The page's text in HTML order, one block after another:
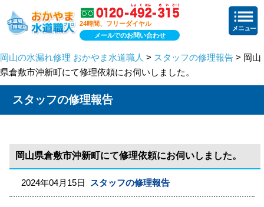
24時間、フリーダイヤル
メールでのお問い合わせ
岡山の水漏れ修理 おかやま水道職人 > スタッフの修理報告 > 岡山
県倉敷市沖新町にて修理依頼にお伺いしました。
スタッフの修理報告
岡山県倉敷市沖新町にて修理依頼にお伺いしました。
2024年04月15日 スタッフの修理報告